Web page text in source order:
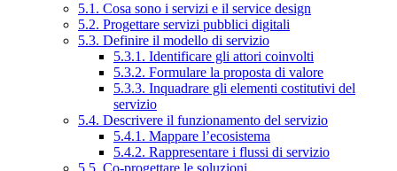
5.1. Cosa sono i servizi e il service design
5.2. Progettare servizi pubblici digitali
5.3. Definire il modello di servizio
5.3.1. Identificare gli attori coinvolti
5.3.2. Formulare la proposta di valore
5.3.3. Inquadrare gli elementi costitutivi del
servizio
5.4. Descrivere il funzionamento del servizio
5.4.1. Mappare l’ecosistema
5.4.2. Rappresentare i flussi di servizio
5.5. Co-progettare le soluzioni